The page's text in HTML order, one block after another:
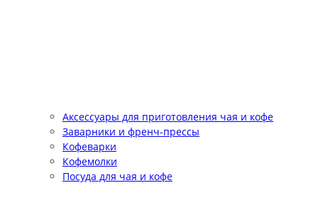
Аксессуары для приготовления чая и кофе
Заварники и френч-прессы
Кофеварки
Кофемолки
Посуда для чая и кофе